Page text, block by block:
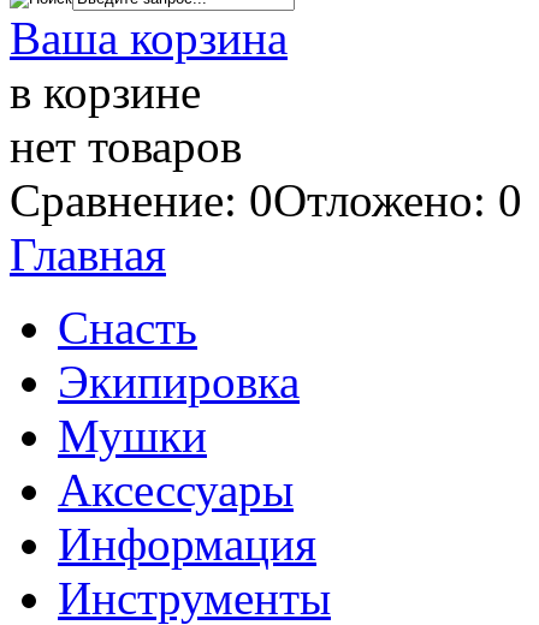
Ваша корзина
в корзине
нет товаров
Сравнение: 0Отложено: 0
Главная
Снасть
Экипировка
Мушки
Аксессуары
Информация
Инструменты